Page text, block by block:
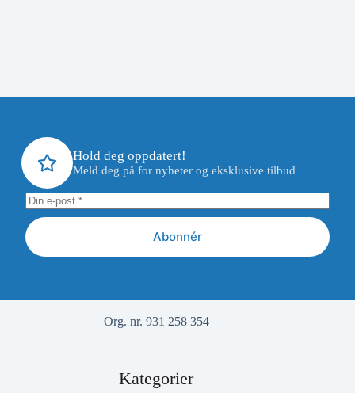
Hold deg oppdatert!
Meld deg på for nyheter og eksklusive tilbud
Abonnér
Org. nr. 931 258 354
Kategorier